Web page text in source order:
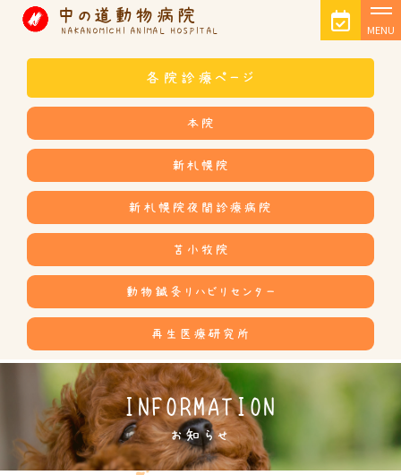
中の道動物病院
NAKANOMICHI ANIMAL HOSPITAL
各院診療ページ
本院
新札幌院
新札幌院夜間診療病院
苫小牧院
動物鍼灸リハビリセンター
再生医療研究所
MENU
お知らせ
INFORMATION